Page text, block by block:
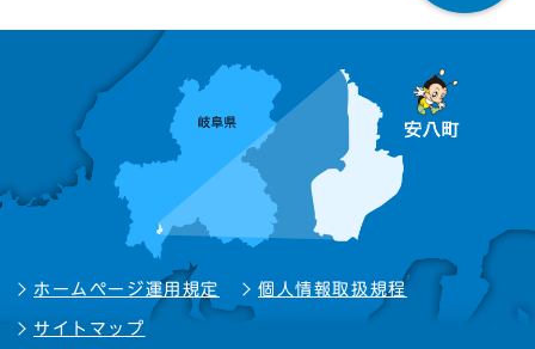
ホームページ運用規定 個人情報取扱規程
サイトマップ